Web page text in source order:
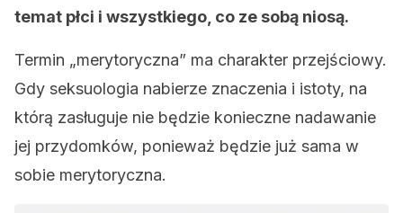
temat płci i wszystkiego, co ze sobą niosą.
Termin „merytoryczna” ma charakter przejściowy.
Gdy seksuologia nabierze znaczenia i istoty, na
którą zasługuje nie będzie konieczne nadawanie
jej przydomków, ponieważ będzie już sama w
sobie merytoryczna.